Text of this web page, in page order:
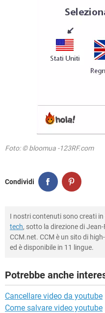
Foto: © bloomua -123RF.com
Condividi
I nostri contenuti sono creati
tech, sotto la direzione di
CCM.net. CCM è un sito di
ed è disponibile in 11 lingue.
Potrebbe anche
Cancellare video da youtube
Come salvare video youtube